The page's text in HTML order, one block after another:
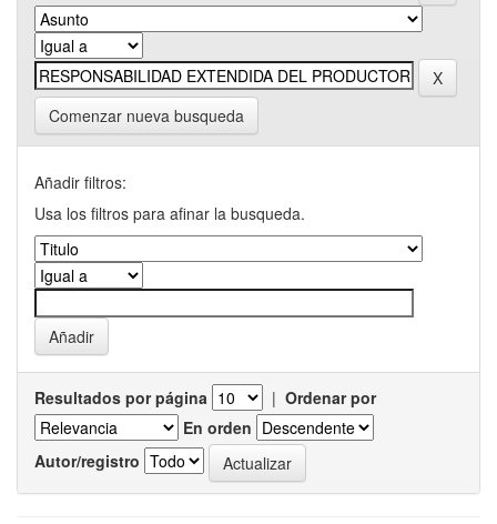
Comenzar nueva busqueda
Añadir filtros:
Usa los filtros para afinar la busqueda.
Resultados por página | Ordenar por
En orden
Autor/registro